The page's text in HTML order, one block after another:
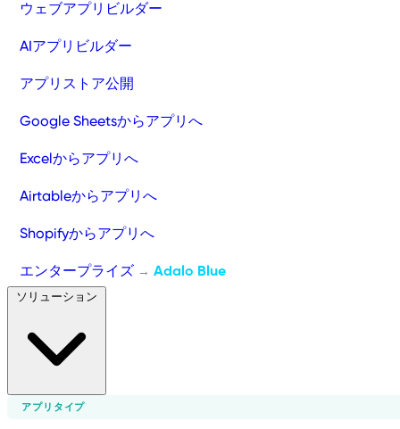
ウェブアプリビルダー
AIアプリビルダー
アプリストア公開
Google Sheetsからアプリへ
Excelからアプリへ
Airtableからアプリへ
Shopifyからアプリへ
エンタープライズ → Adalo Blue
アプリタイプ